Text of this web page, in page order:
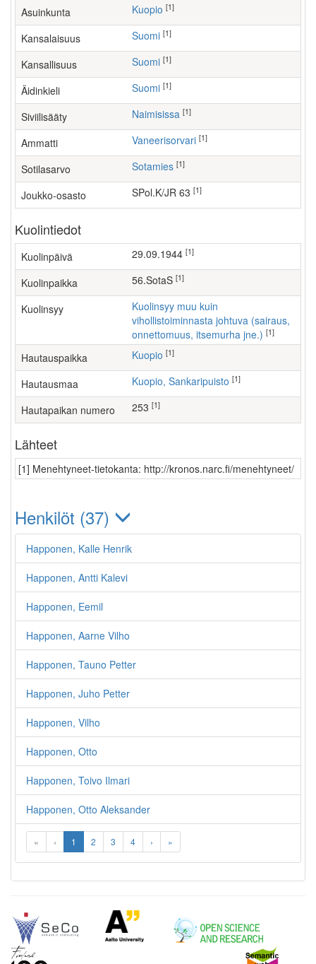
Asuinkunta Kuopio [1]
Kansalaisuus Suomi [1]
Kansallisuus Suomi [1]
Äidinkieli Suomi [1]
Siviilisääty Naimisissa [1]
Ammatti vaneerisorvari [1]
Sotilasarvo Sotamies [1]
Joukko-osasto SPol.K/JR 63 [1]
Kuolintiedot
Kuolinpäivä 29.09.1944 [1]
Kuolinpaikka 56.SotaS [1]
Kuolinsyy
Kuolinsyy muu kuin
vihollistoiminnasta johtuva (sairaus,
onnettomuus, itsemurha jne.) [1]
Hautauspaikka Kuopio [1]
Hautausmaa Kuopio, Sankaripuisto [1]
Hautapaikan numero 253 [1]
Lähteet
[1] Menehtyneet-tietokanta: http://kronos.narc.fi/menehtyneet/
Henkilöt (37)
Happonen, Kalle Henrik
Happonen, Antti Kalevi
Happonen, Eemil
Happonen, Aarne Vilho
Happonen, Tauno Petter
Happonen, Juho Petter
Happonen, Vilho
Happonen, Otto
Happonen, Toivo Ilmari
Happonen, Otto Aleksander
« ‹ 1 2 3 4 › »